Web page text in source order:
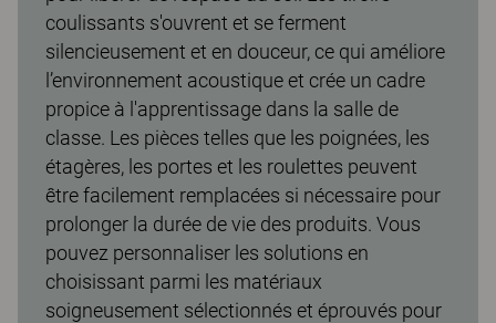
coulissants s'ouvrent et se ferment
silencieusement et en douceur, ce qui améliore
l’environnement acoustique et crée un cadre
propice à l'apprentissage dans la salle de
classe. Les pièces telles que les poignées, les
étagères, les portes et les roulettes peuvent
être facilement remplacées si nécessaire pour
prolonger la durée de vie des produits. Vous
pouvez personnaliser les solutions en
choisissant parmi les matériaux
soigneusement sélectionnés et éprouvés pour